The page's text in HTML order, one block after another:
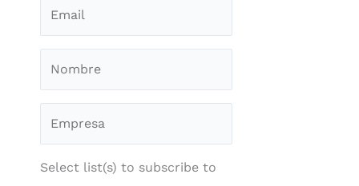
Select list(s) to subscribe to